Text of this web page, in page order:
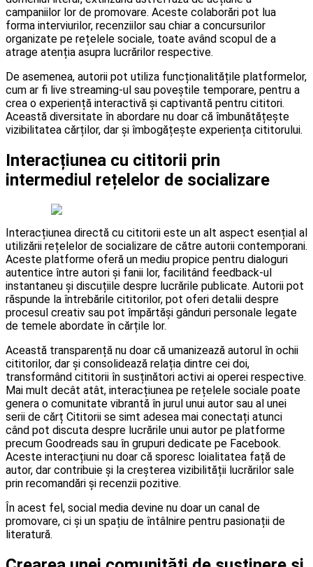
campaniilor lor de promovare. Aceste colaborări pot lua
forma interviurilor, recenziilor sau chiar a concursurilor
organizate pe rețelele sociale, toate având scopul de a
atrage atenția asupra lucrărilor respective.
De asemenea, autorii pot utiliza funcționalitățile platformelor,
cum ar fi live streaming-ul sau poveștile temporare, pentru a
crea o experiență interactivă și captivantă pentru cititori.
Această diversitate în abordare nu doar că îmbunătățește
vizibilitatea cărților, dar și îmbogățește experiența cititorului.
Interacțiunea cu cititorii prin
intermediul rețelelor de socializare
Interacțiunea directă cu cititorii este un alt aspect esențial al
utilizării rețelelor de socializare de către autorii contemporani.
Aceste platforme oferă un mediu propice pentru dialoguri
autentice între autori și fanii lor, facilitând feedback-ul
instantaneu și discuțiile despre lucrările publicate. Autorii pot
răspunde la întrebările cititorilor, pot oferi detalii despre
procesul creativ sau pot împărtăși gânduri personale legate
de temele abordate în cărțile lor.
Această transparență nu doar că umanizează autorul în ochii
cititorilor, dar și consolidează relația dintre cei doi,
transformând cititorii în susținători activi ai operei respective.
Mai mult decât atât, interacțiunea pe rețelele sociale poate
genera o comunitate vibrantă în jurul unui autor sau al unei
serii de cărț Cititorii se simt adesea mai conectați atunci
când pot discuta despre lucrările unui autor pe platforme
precum Goodreads sau în grupuri dedicate pe Facebook.
Aceste interacțiuni nu doar că sporesc loialitatea față de
autor, dar contribuie și la creșterea vizibilității lucrărilor sale
prin recomandări și recenzii pozitive.
În acest fel, social media devine nu doar un canal de
promovare, ci și un spațiu de întâlnire pentru pasionații de
literatură.